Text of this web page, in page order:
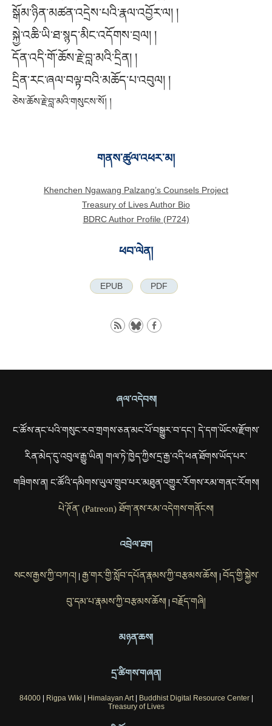
སྒོམ་ཉིན་མཚན་འདྲེས་པའི་རྣལ་འབྱོར་ལ། །
སྐྱེ་འཆི་ཡི་ཐ་སྙད་མིང་འདོགས་བྲལ། །
དོན་འདི་གོ་ཆོས་རྗེ་བླ་མའི་དྲིན། །
དྲིན་རང་ཞལ་བལྟ་བའི་མཆོད་པ་འབུལ། །
ཅེས་ཆོས་རྗེ་བླ་མའི་གསུངས་སོ། །
གནས་ཚུལ་འཕར་མ།
Khenchen Ngawang Palzang’s Counsels Project
Treasury of Lives Author Bio
BDRC Author Profile (P724)
ཕབ་ལེན།
EPUB PDF
ཞལ་འདེབས།
ང་ཚོས་ནང་པའི་གསུང་རབ་གྲགས་ཅན་མང་པོ་བསྒྱུར་བ་དང་། དེ་དག་ཡོངས་རྫོགས་
རིན་མེད་དུ་འབུལ་རྒྱུ་ཡིན། གལ་ཏེ་ཁྱེད་ཀྱིས་དྲ་རྒྱ་འདི་ཕན་ཐོགས་ཡོད་པར་
གཟིགས་ན། ང་ཚོའི་དམིགས་ཡུལ་གྲུབ་པར་མཐུན་འགྱུར་རོགས་རམ་གནང་རོགས།
པེ་ཊོན་ (Patreon) ཐོག་ནས་རམ་འདེགས་གནོངས།
འབྲེལ་ཐག
སངས་རྒྱས་ཀྱི་བཀའ།| རྒྱ་གར་གྱི་སློབ་དཔོན་རྣམས་ཀྱི་བརྩམས་ཆོས།| བོད་གྱི་སྐྱེས་
བུ་དམ་པ་རྣམས་ཀྱི་བརྩམས་ཆོས། | བརྗོད་གཞི།
མཉན་ཆས།
དྲ་ཚིགས་གཞན།
84000| Rigpa Wiki | Himalayan Art| Buddhist Digital Resource Center|
Treasury of Lives